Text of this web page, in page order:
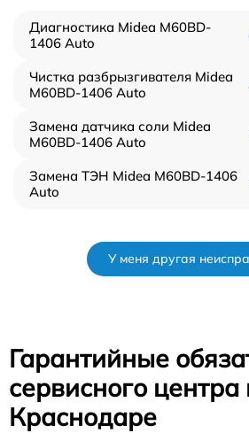
Диагностика Midea M60BD-
1406 Auto
Чистка разбрызгивателя Midea
M60BD-1406 Auto
Замена датчика соли Midea
M60BD-1406 Auto
Замена ТЭН Midea M60BD-1406
Auto
У меня другая
Гарантийные
сервисного центра
Краснодаре